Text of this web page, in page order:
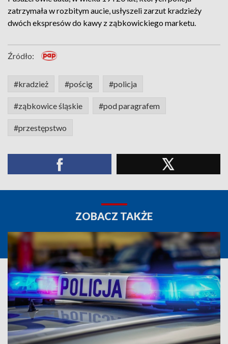
zatrzymała w rozbitym aucie, usłyszeli zarzut kradzieży
dwóch ekspresów do kawy z ząbkowickiego marketu.
Źródło:
#kradzież #pościg #policja
#ząbkowice śląskie #pod paragrafem
#przestępstwo
ZOBACZ TAKŻE